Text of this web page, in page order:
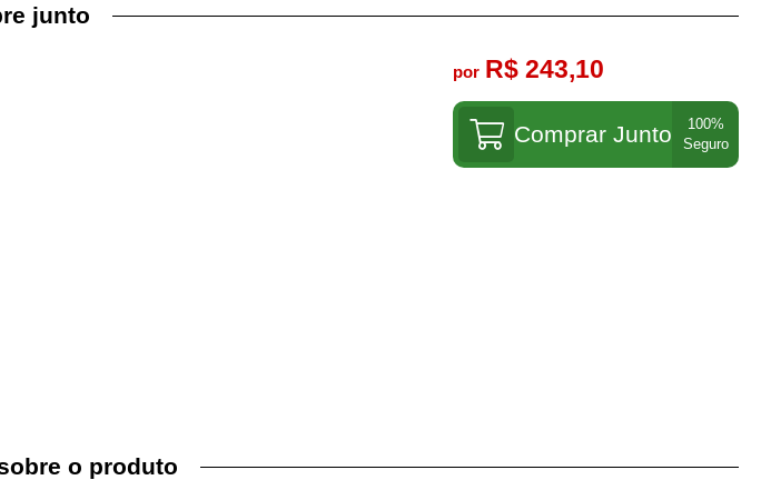
junto
por R$ 243,10
Comprar Junto
o produto